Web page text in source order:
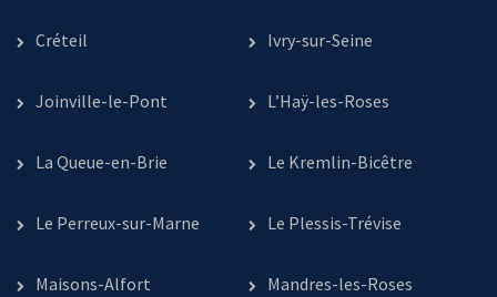
Créteil Ivry-sur-Seine
Joinville-le-Pont L’Haÿ-les-Roses
La Queue-en-Brie Le Kremlin-Bicêtre
Le Perreux-sur-Marne Le Plessis-Trévise
Maisons-Alfort Mandres-les-Roses